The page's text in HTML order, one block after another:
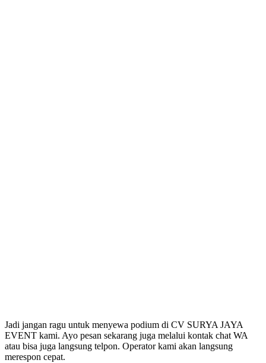
Jadi jangan ragu untuk menyewa podium di CV SURYA JAYA
EVENT kami. Ayo pesan sekarang juga melalui kontak chat WA
atau bisa juga langsung telpon. Operator kami akan langsung
merespon cepat.